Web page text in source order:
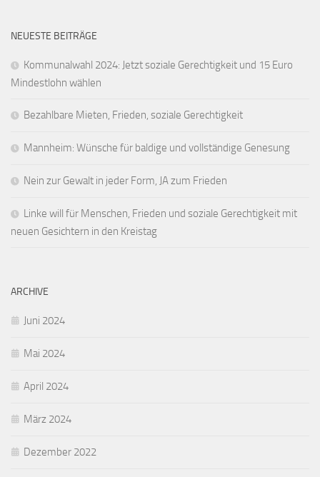
NEUESTE BEITRÄGE
Kommunalwahl 2024: Jetzt soziale Gerechtigkeit und 15 Euro
Mindestlohn wählen
Bezahlbare Mieten, Frieden, soziale Gerechtigkeit
Mannheim: Wünsche für baldige und vollständige Genesung
Nein zur Gewalt in jeder Form, JA zum Frieden
Linke will für Menschen, Frieden und soziale Gerechtigkeit mit
neuen Gesichtern in den Kreistag
ARCHIVE
Juni 2024
Mai 2024
April 2024
März 2024
Dezember 2022